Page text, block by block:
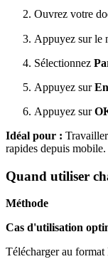
Ouvrez votre
Appuyez sur le
Sélectionnez
Appuyez sur
Appuyez sur
Idéal pour :
rapides depuis mobile.
Quand utiliser
Méthode
Cas d'utilisation
Télécharger au format